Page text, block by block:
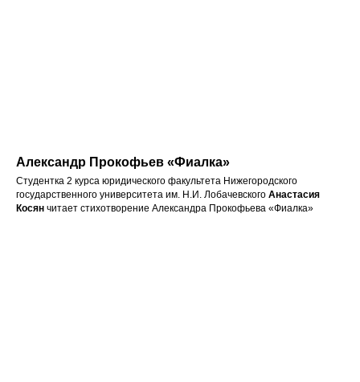
Александр Прокофьев «Фиалка»
Студентка 2 курса юридического факультета Нижегородского
государственного университета им. Н.И. Лобачевского Анастасия
Косян читает стихотворение Александра Прокофьева «Фиалка»